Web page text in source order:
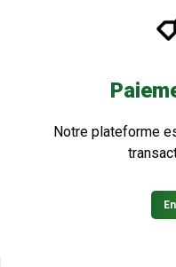
Notre plateforme